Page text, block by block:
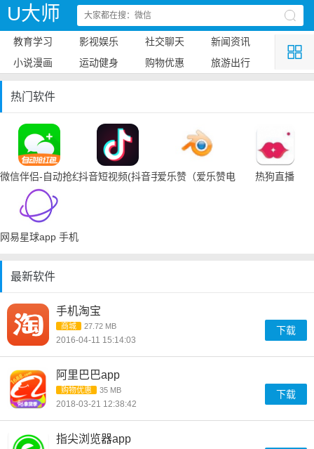
U大师
教育学习 影视娱乐 社交聊天
新闻资讯
小说漫画
运动健身 购物优惠 旅游出行
热门软件
微信伴侣-自动抢红包抖音短视频(抖音手机下载)爱乐赞（爱乐赞电脑手机下载）
热狗直播
网易星球app 手机下载
最新软件
手机淘宝
商城 27.72 MB
2016-04-11 15:14:03
下载
阿里巴巴app
购物优惠 35 MB
2018-03-21 12:38:42
下载
指尖浏览器app